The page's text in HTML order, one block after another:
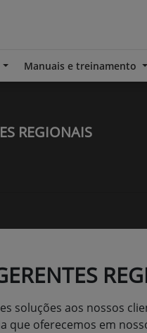
Manuais e treinamento
REGIONAIS
soluções aos nossos
oferecemos em